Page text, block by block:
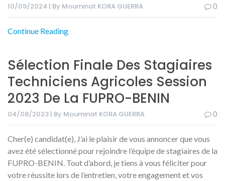
10/09/2024 | By Mouminat KORA GUERRA 0
Continue Reading
Sélection Finale Des Stagiaires
Techniciens Agricoles Session
2023 De La FUPRO-BENIN
04/08/2023 | By Mouminat KORA GUERRA 0
Cher(e) candidat(e), J’ai le plaisir de vous annoncer que vous
avez été sélectionné pour rejoindre l’équipe de stagiaires de la
FUPRO-BENIN. Tout d’abord, je tiens à vous féliciter pour
votre réussite lors de l’entretien, votre engagement et vos